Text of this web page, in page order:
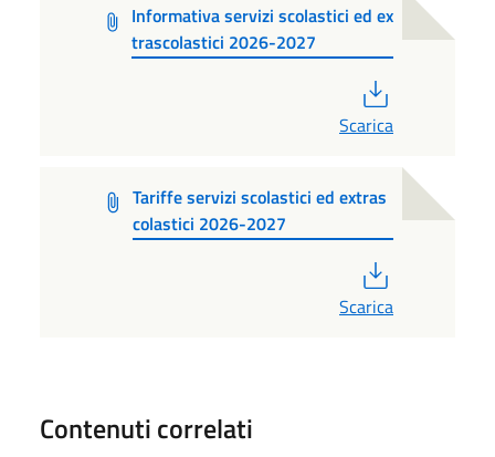
Informativa servizi scolastici ed ex
trascolastici 2026-2027
Scarica
Tariffe servizi scolastici ed extras
colastici 2026-2027
Scarica
Contenuti correlati